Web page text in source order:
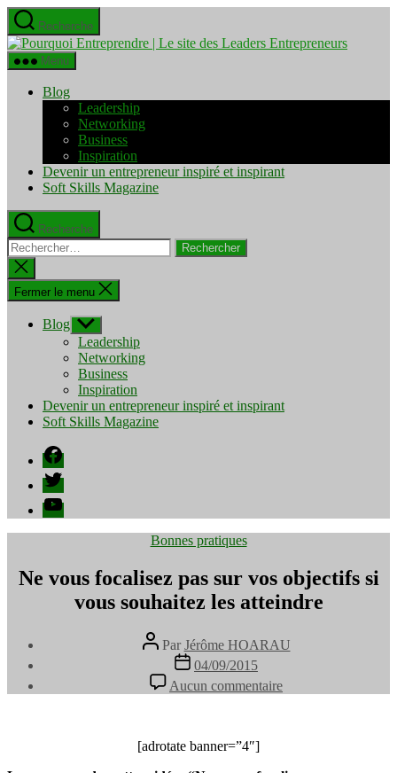
Aller
au
contenu
Recherche
Pourquoi
Menu
Blog
Leadership
Networking
Business
Inspiration
Devenir un entrepreneur inspiré et inspirant
Soft Skills Magazine
Recherche
Rechercher :
Fermer
la
recherche
Fermer le menu
Blog Afficher
le
sous-
menu
Leadership
Networking
Business
Inspiration
Devenir un entrepreneur inspiré et inspirant
Soft Skills Magazine
Facebook
Twitter
YouTube
Catégories
Bonnes pratiques
Ne vous focalisez pas sur vos objectifs si
vous souhaitez les atteindre
Auteur
de
l’article
Par Jérôme HOARAU
Date
l’article
04/09/2015
Aucun commentaire
Ne
[adrotate banner=”4″]